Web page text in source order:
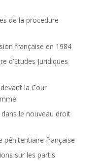
de la procedure
française en 1984
d’Etudes Juridiques
la Cour
dans le nouveau droit
pénitentiaire française
sur les partis